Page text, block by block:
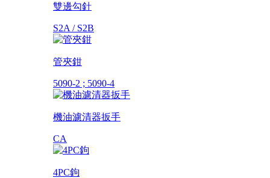
雙邊勾針
S2A / S2B
管夾鉗
5090-2 ; 5090-4
機油濾清器扳手
CA
4PC鉤